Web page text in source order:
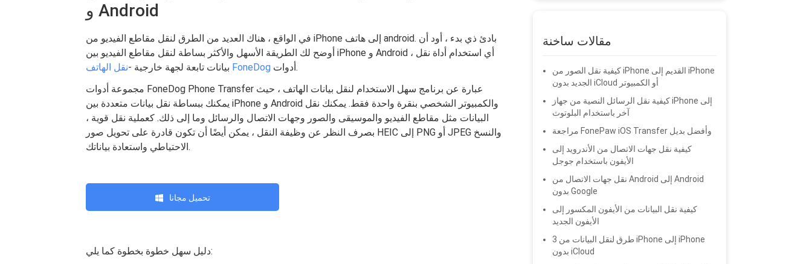
و Android
في الواقع ، هناك العديد من الطرق لنقل مقاطع الفيديو من iPhone إلى هاتف android. بادئ ذي بدء ، أود أن
أوضح لك الطريقة الأسهل والأكثر بساطة لنقل مقاطع الفيديو بين iPhone و Android ، أي استخدام أداة نقل
بيانات تابعة لجهة خارجية - نقل الهاتف FoneDog
أدوات.
مجموعة أدوات FoneDog Phone Transfer عبارة عن برنامج سهل الاستخدام لنقل بيانات الهاتف ، حيث
يمكنك ببساطة نقل بيانات متعددة بين iPhone و Android والكمبيوتر الشخصي بنقرة واحدة فقط. يمكنك نقل
البيانات مثل مقاطع الفيديو والموسيقى والصور وجهات الاتصال والرسائل وما إلى ذلك. كعملية نقل قوية ،
بصرف النظر عن وظيفة النقل ، يمكن أيضًا أن تكون قادرة على تحويل صور HEIC إلى PNG أو JPEG والنسخ
الاحتياطي واستعادة بياناتك.
تحميل مجانا
دليل سهل خطوة بخطوة كما يلي:
مقالات ساخنة
كيفية نقل الصور من iPhone القديم إلى iPhone
الجديد بدون iCloud أو الكمبيوتر
كيفية نقل الرسائل النصية من جهاز iPhone إلى
آخر باستخدام البلوتوث
مراجعة FonePaw iOS Transfer وأفضل بديل
كيفية نقل جهات الاتصال من الأندرويد إلى
الأيفون باستخدام جوجل
نقل جهات الاتصال من Android إلى Android
بدون Google
كيفية نقل البيانات من الأيفون المكسور إلى
الأيفون الجديد
3 طرق لنقل البيانات من iPhone إلى iPhone
بدون iCloud